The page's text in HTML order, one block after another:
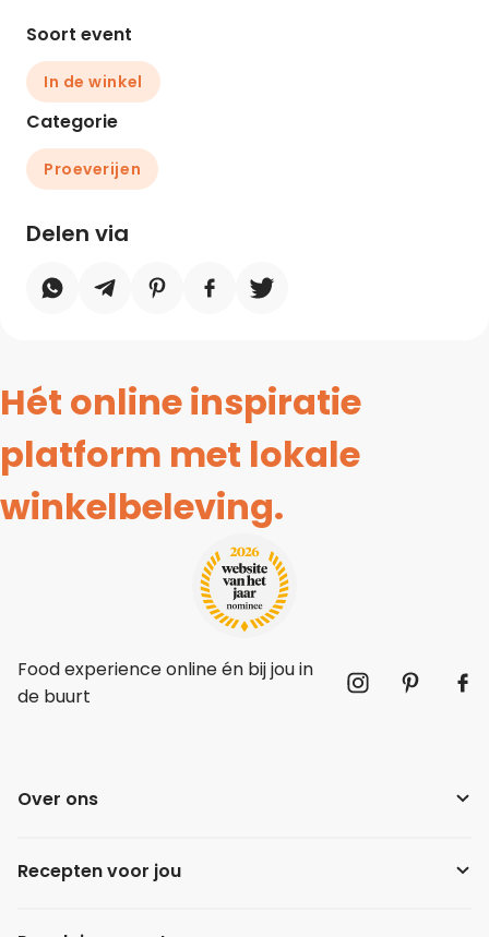
Soort event
In de winkel
Categorie
Proeverijen
Delen via
Hét online inspiratie
platform met lokale
winkelbeleving.
Food experience online én bij jou in
de buurt
Over ons
Recepten voor jou